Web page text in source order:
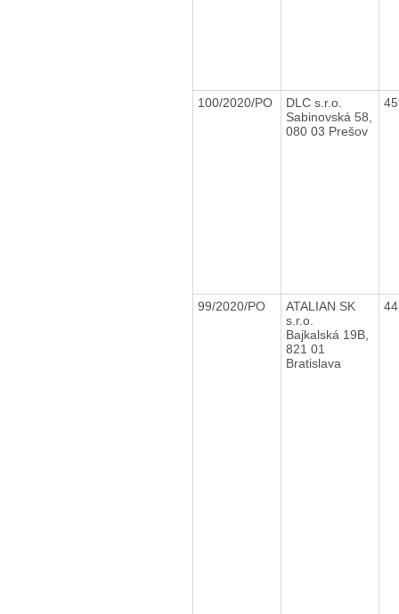
100/2020/PO
DLC s.r.o.
Sabinovská 58,
080 03 Prešov
99/2020/PO
ATALIAN SK
s.r.o.
Bajkalská 19B,
821 01
Bratislava